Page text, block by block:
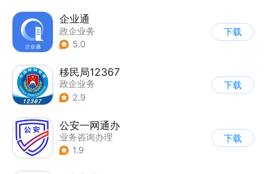
企业通
政企业务
5.0
下载
移民局12367
政企业务
2.9
下载
公安一网通办
业务咨询办理
| 政企业务
1.9
下载